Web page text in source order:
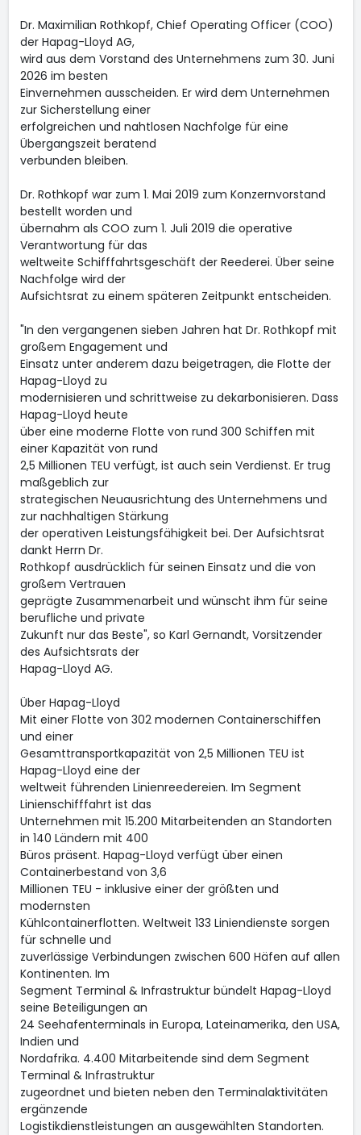
Dr. Maximilian Rothkopf, Chief Operating Officer (COO)
der Hapag-Lloyd AG,
wird aus dem Vorstand des Unternehmens zum 30. Juni
2026 im besten
Einvernehmen ausscheiden. Er wird dem Unternehmen
zur Sicherstellung einer
erfolgreichen und nahtlosen Nachfolge für eine
Übergangszeit beratend
verbunden bleiben.
Dr. Rothkopf war zum 1. Mai 2019 zum Konzernvorstand
bestellt worden und
übernahm als COO zum 1. Juli 2019 die operative
Verantwortung für das
weltweite Schifffahrtsgeschäft der Reederei. Über seine
Nachfolge wird der
Aufsichtsrat zu einem späteren Zeitpunkt entscheiden.
"In den vergangenen sieben Jahren hat Dr. Rothkopf mit
großem Engagement und
Einsatz unter anderem dazu beigetragen, die Flotte der
Hapag-Lloyd zu
modernisieren und schrittweise zu dekarbonisieren. Dass
Hapag-Lloyd heute
über eine moderne Flotte von rund 300 Schiffen mit
einer Kapazität von rund
2,5 Millionen TEU verfügt, ist auch sein Verdienst. Er trug
maßgeblich zur
strategischen Neuausrichtung des Unternehmens und
zur nachhaltigen Stärkung
der operativen Leistungsfähigkeit bei. Der Aufsichtsrat
dankt Herrn Dr.
Rothkopf ausdrücklich für seinen Einsatz und die von
großem Vertrauen
geprägte Zusammenarbeit und wünscht ihm für seine
berufliche und private
Zukunft nur das Beste", so Karl Gernandt, Vorsitzender
des Aufsichtsrats der
Hapag-Lloyd AG.
Über Hapag-Lloyd
Mit einer Flotte von 302 modernen Containerschiffen
und einer
Gesamttransportkapazität von 2,5 Millionen TEU ist
Hapag-Lloyd eine der
weltweit führenden Linienreedereien. Im Segment
Linienschifffahrt ist das
Unternehmen mit 15.200 Mitarbeitenden an Standorten
in 140 Ländern mit 400
Büros präsent. Hapag-Lloyd verfügt über einen
Containerbestand von 3,6
Millionen TEU - inklusive einer der größten und
modernsten
Kühlcontainerflotten. Weltweit 133 Liniendienste sorgen
für schnelle und
zuverlässige Verbindungen zwischen 600 Häfen auf allen
Kontinenten. Im
Segment Terminal & Infrastruktur bündelt Hapag-Lloyd
seine Beteiligungen an
24 Seehafenterminals in Europa, Lateinamerika, den USA,
Indien und
Nordafrika. 4.400 Mitarbeitende sind dem Segment
Terminal & Infrastruktur
zugeordnet und bieten neben den Terminalaktivitäten
ergänzende
Logistikdienstleistungen an ausgewählten Standorten.